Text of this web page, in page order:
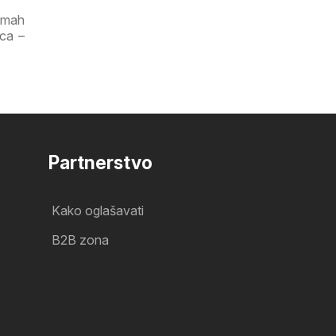
–
Partnerstvo
Kako oglašavati
B2B zona